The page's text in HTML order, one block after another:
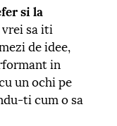
si la
vrei sa iti
de idee,
in
un ochi pe
ti cum o sa